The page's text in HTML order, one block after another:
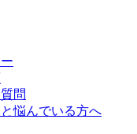
問
悩んでいる方へ